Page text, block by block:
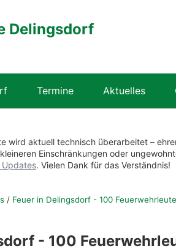
Delingsdorf
Termine Aktuelles
wird aktuell technisch überarbeitet –
Einschränkungen oder
Updates. Vielen Dank für das Verständnis!
/ Feuer in Delingsdorf - 100
- 100